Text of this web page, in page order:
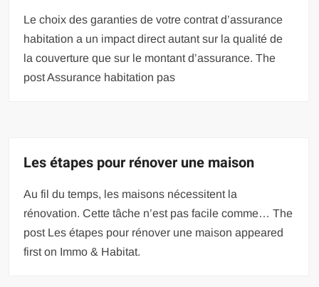
Le choix des garanties de votre contrat d’assurance
habitation a un impact direct autant sur la qualité de
la couverture que sur le montant d’assurance. The
post Assurance habitation pas
Les étapes pour rénover une maison
Au fil du temps, les maisons nécessitent la
rénovation. Cette tâche n’est pas facile comme… The
post Les étapes pour rénover une maison appeared
first on Immo & Habitat.